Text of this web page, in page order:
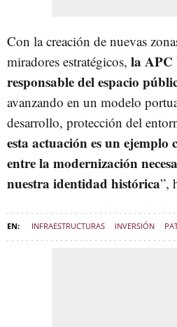
Con la creación de nuevas
miradores estratégicos, la APC
responsable del espacio
avanzando en un modelo
desarrollo, protección del
esta actuación es un ejemplo
entre la modernización
nuestra identidad histórica”,
INFRAESTRUCTURAS INVERSIÓN